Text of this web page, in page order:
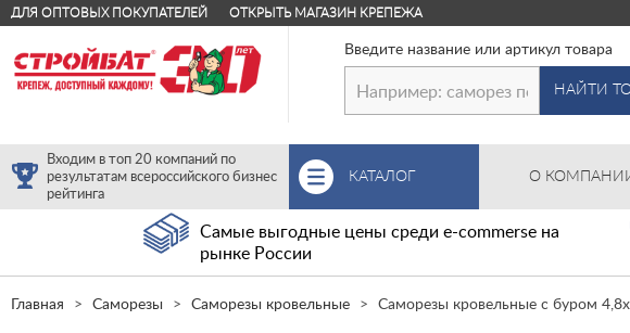
ДЛЯ ОПТОВЫХ ПОКУПАТЕЛЕЙ ОТКРЫТЬ МАГАЗИН КРЕПЕЖА
Введите название или артикул товара
НАЙТИ
Входим в топ 20 компаний по
результатам всероссийского бизнес
рейтинга
КАТАЛОГ О
Самые выгодные цены среди e-commerse на
рынке России
Главная Саморезы Саморезы кровельные Саморезы кровельные с буром